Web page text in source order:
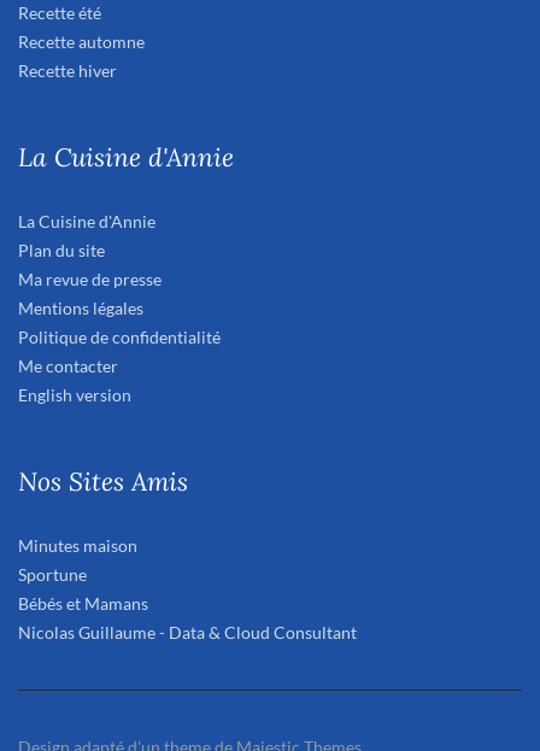
Recette été
Recette automne
Recette hiver
La Cuisine d'Annie
La Cuisine d'Annie
Plan du site
Ma revue de presse
Mentions légales
Politique de confidentialité
Me contacter
English version
Nos Sites Amis
Minutes maison
Sportune
Bébés et Mamans
Nicolas Guillaume - Data & Cloud Consultant
Design adapté d'un theme de Majestic Themes